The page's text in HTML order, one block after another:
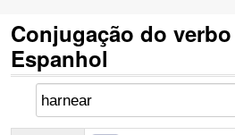
Conjugação do
Espanhol